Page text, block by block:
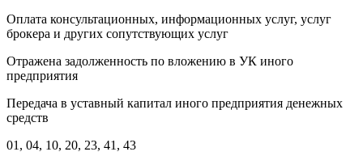
Оплата консультационных, информационных услуг, услуг
брокера и других сопутствующих услуг
Отражена задолженность по вложению в УК иного
предприятия
Передача в уставный капитал иного предприятия денежных
средств
01, 04, 10, 20, 23, 41, 43